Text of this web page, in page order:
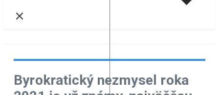
Byrokratický nezmysel roka